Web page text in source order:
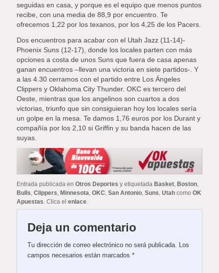
seguidas en casa, y porque es el equipo que menos puntos
recibe, con una media de 88,9 por encuentro. Te
ofrecemos 1,22 por los texanos, por los 4,25 de los Pacers.
Dos encuentros para acabar con el Utah Jazz (11-14)-
Phoenix Suns (12-17), donde los locales parten con más
opciones a costa de unos Suns que fuera de casa apenas
ganan encuentros –llevan una victoria en siete partidos-. Y
a las 4.30 cerramos con el partido entre Los Ángeles
Clippers y Oklahoma City Thunder. OKC es tercero del
Oeste, mientras que los angelinos son cuartos a dos
victorias, triunfo que sin consiguieran hoy los locales sería
un golpe en la mesa. Te damos 1,76 euros por los Durant y
compañía por los 2,10 si Griffin y su banda hacen de las
suyas.
Entrada publicada enOtros Deportes y etiquetada Basket, Boston,
Bulls,Clippers, Minnesota,OKC,San Antonio,Suns,Utah comoOK
Apuestas. Clica elenlace.
Deja un comentario
Tu dirección de correo electrónico no será publicada. Los
campos necesarios están marcados*